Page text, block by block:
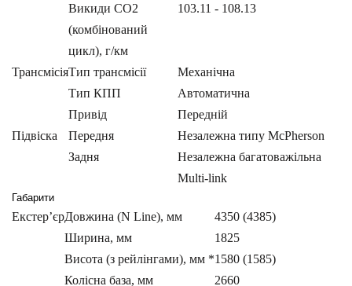
Викиди СО2
(комбінований
цикл), г/км
103.11 - 108.13
ТрансмісіяТип трансмісії
Механічна
Тип КПП
Автоматична
Привід
Передній
Підвіска
Передня
Незалежна типу McPherson
Задня
Незалежна багатоважільна
Multi-link
Габарити
Екстер’єрДовжина (N Line), мм
4350 (4385)
Ширина, мм
1825
Висота (з рейлінгами), мм *1580 (1585)
Колісна база, мм
2660